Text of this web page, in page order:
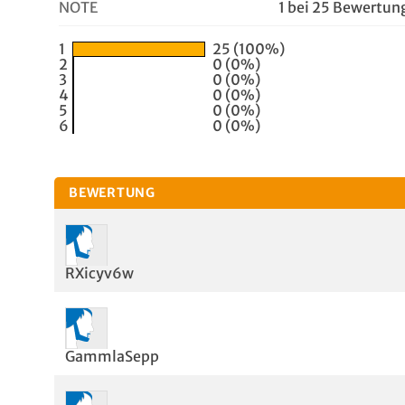
NOTE 1 bei 25
1
25 (100%)
2
0 (0%)
3
0 (0%)
4
0 (0%)
5
0 (0%)
6
0 (0%)
BEWERTUNG
RXicyv6w
GammlaSepp